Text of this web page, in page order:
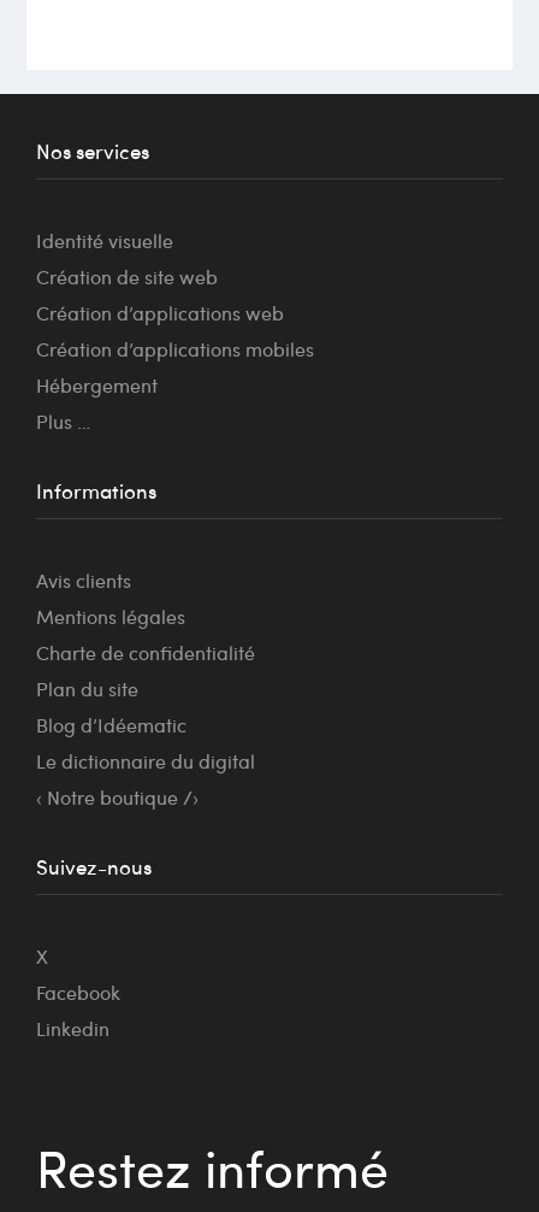
Nos services
Identité visuelle
Création de site web
Création d’applications web
Création d’applications mobiles
Hébergement
Plus …
Informations
Avis clients
Mentions légales
Charte de confidentialité
Plan du site
Blog d’Idéematic
Le dictionnaire du digital
‹ Notre boutique /›
Suivez-nous
X
Facebook
Linkedin
Restez informé